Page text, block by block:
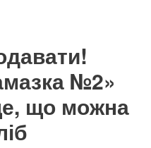
№2»
що можна